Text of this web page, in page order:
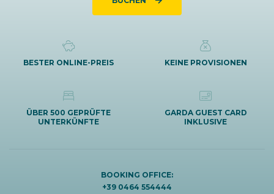
BESTER ONLINE-PREIS KEINE PROVISIONEN
ÜBER 500 GEPRÜFTE
UNTERKÜNFTE
GARDA GUEST CARD
INKLUSIVE
BOOKING OFFICE:
+39 0464 554444